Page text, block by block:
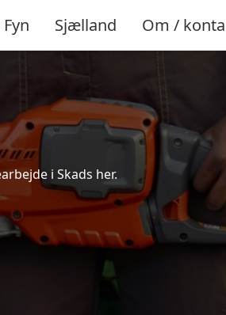
Fyn Sjælland Om /
i Skads her.